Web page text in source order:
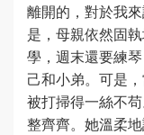
離開的，對於我
是，母親依然固
學，週末還要練
己和小弟。可是
被打掃得一絲不
整齊齊。她溫柔